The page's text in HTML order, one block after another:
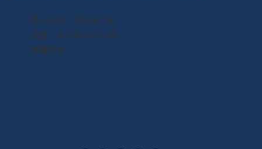
月〜土 10：00-16：00
日祝 6：00〜13：00
木曜定休